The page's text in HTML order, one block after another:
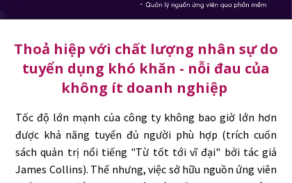
Tốc độ lớn mạnh của công ty không bao giờ lớn hơn
được khả năng tuyển đủ người phù hợp (trích cuốn
sách quản trị nổi tiếng "Từ tốt tới vĩ đại" bởi tác giả
James Collins). Thế nhưng, việc sở hữu nguồn ứng viên
Thoả hiệp với chất lượng nhân sự do
tuyển dụng khó khăn - nỗi đau của
không ít doanh nghiệp